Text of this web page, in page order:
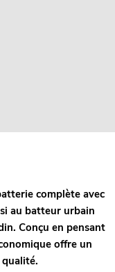
complète avec
au batteur urbain
Conçu en pensant
offre un